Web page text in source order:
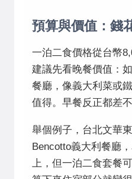
預算與價值：錢
一泊二食價格從台幣
建議先看晚餐價值：
餐廳，像義大利菜或
值得。早餐反正都差
舉個例子，台北文華
Bencotto義大利餐廳
上，但一泊二食套餐